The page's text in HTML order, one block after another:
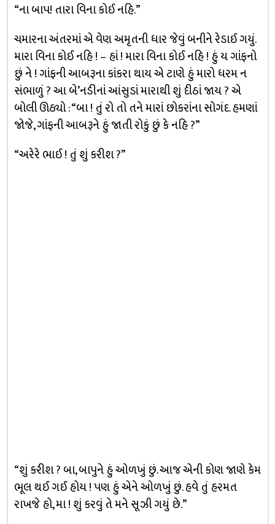
“ના બાપ! તારા વિના કોઈ નહિ.”
ચમારના અંતરમાં એ વેણ અમૃતની ધાર જેવું બનીને રેડાઈ ગયું.
મારા વિના કોઈ નહિ ! – હાં ! મારા વિના કોઈ નહિ ! હું ય ગાંફનો
છું ને ! ગાંફની આબરૂના કાંકરા થાય એ ટાણે હું મારો ધરમ ન
સંભાળું ? આ બે’નડીનાં આંસુડાં મારાથી શું દીઠાં જાય ? એ
બોલી ઊઠ્યો : “બા ! તું રો તો તને મારાં છોકરાંના સોગંદ. હમણાં
જોજે, ગાંફની આબરૂને હું જાતી રોકું છું કે નહિ ?”
“અરેરે ભાઈ ! તું શું કરીશ ?”
“શું કરીશ ? બા, બાપુને હું ઓળખું છું. આજ એની કોણ જાણે કેમ
ભૂલ થઈ ગઈ હોય ! પણ હું એને ઓળખું છું. હવે તું હરમત
રાખજે હો, મા ! શું કરવું તે મને સૂઝી ગયું છે.”